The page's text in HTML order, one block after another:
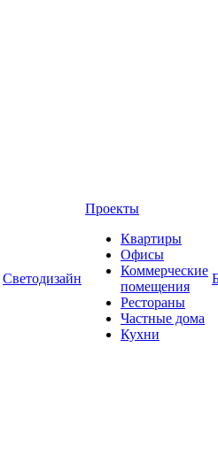
Светодизайн
Проекты
Квартиры
Офисы
Коммерческие
помещения
Рестораны
Частные дома
Кухни